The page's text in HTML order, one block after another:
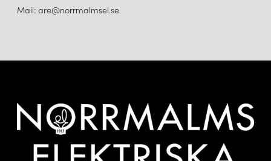
Mail: are@norrmalmsel.se